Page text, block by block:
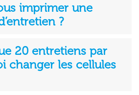
imprimer une
?
20 entretiens par
changer les cellules